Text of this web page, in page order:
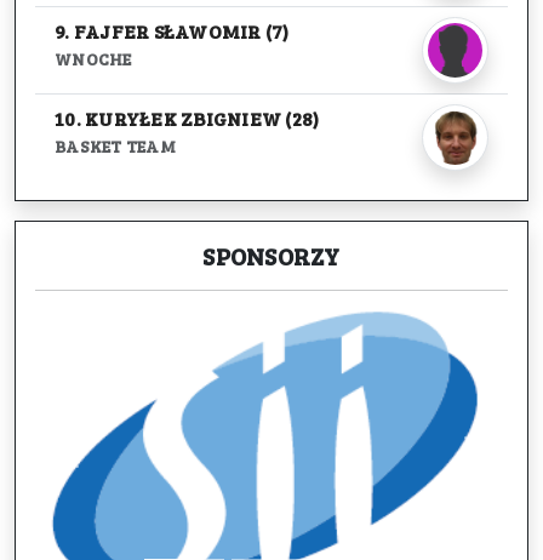
9. FAJFER SŁAWOMIR (7)
WNOCHE
10. KURYŁEK ZBIGNIEW (28)
BASKET TEAM
SPONSORZY
Previous